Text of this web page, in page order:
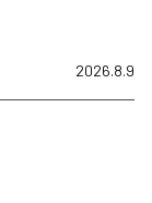
2026.8.9